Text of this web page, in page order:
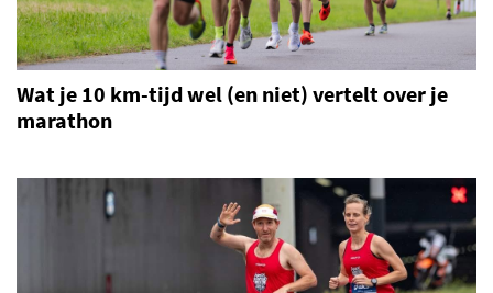
Wat je 10 km-tijd wel (en niet) vertelt over je
marathon